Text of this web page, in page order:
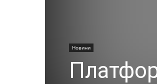
Новини